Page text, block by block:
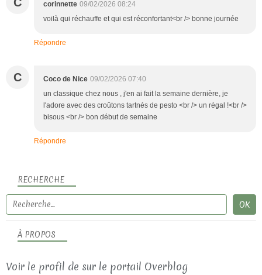
corinnette 09/02/2026 08:24
voilà qui réchauffe et qui est réconfortant<br /> bonne journée
Répondre
C Coco de Nice 09/02/2026 07:40
un classique chez nous , j'en ai fait la semaine dernière, je
l'adore avec des croûtons tartnés de pesto <br /> un régal !<br />
bisous <br /> bon début de semaine
Répondre
RECHERCHE
À PROPOS
Voir le profil de sur le portail Overblog